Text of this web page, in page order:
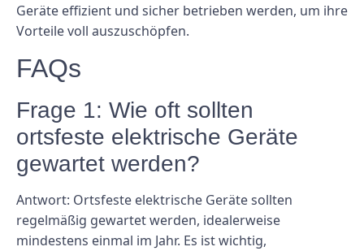
Geräte effizient und sicher betrieben werden, um ihre
Vorteile voll auszuschöpfen.
FAQs
Frage 1: Wie oft sollten
ortsfeste elektrische Geräte
gewartet werden?
Antwort: Ortsfeste elektrische Geräte sollten
regelmäßig gewartet werden, idealerweise
mindestens einmal im Jahr. Es ist wichtig,